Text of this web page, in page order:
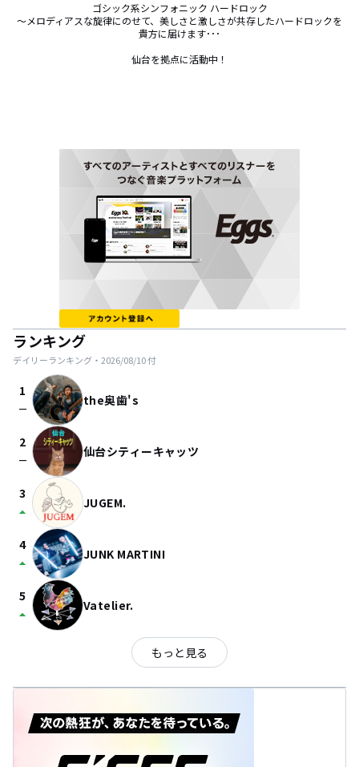
ゴシック系シンフォニック ハードロック
～メロディアスな旋律にのせて、美しさと激しさが共存したハードロックを
貴方に届けます･･･
仙台を拠点に活動中！
ランキング
デイリーランキング・ 2026/08/10付
1
check_indeterminate_small the奥歯's
2
check_indeterminate_small 仙台シティーキャッツ
3
arrow_drop_up JUGEM.
4
arrow_drop_up JUNK MARTINI
5
arrow_drop_up Vatelier.
もっと見る